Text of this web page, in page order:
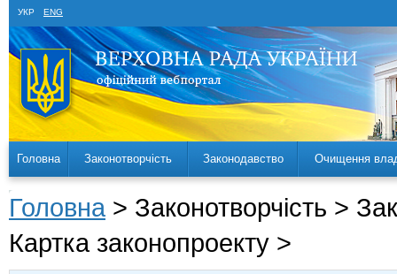
УКР ENG
Головна Законотворчість Законодавство Очищення
Головна > Законотворчість >
Картка законопроекту >